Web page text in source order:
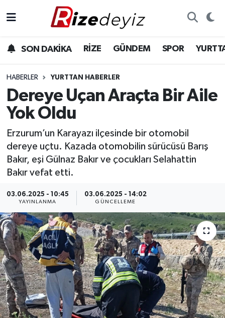
SON DAKİKA RİZE GÜNDEM SPOR
HABERLER YURTTAN HABERLER
Dereye Uçan Araçta Bir Aile
Yok Oldu
Erzurum’un Karayazı ilçesinde bir otomobil
dereye uçtu. Kazada otomobilin sürücüsü Barış
Bakır, eşi Gülnaz Bakır ve çocukları Selahattin
Bakır vefat etti.
03.06.2025 - 10:45
YAYINLANMA
03.06.2025 - 14:02
GÜNCELLEME
Gündem
Yurttan Haberler
Ekonomi
Sağlık
Rize Hava Durumu
Rize Trafik Yoğunluk Haritası
Süper Lig Puan Durumu ve Fikstür
Tüm Manşetler
Son Dakika Haberleri
Haber Arşivi